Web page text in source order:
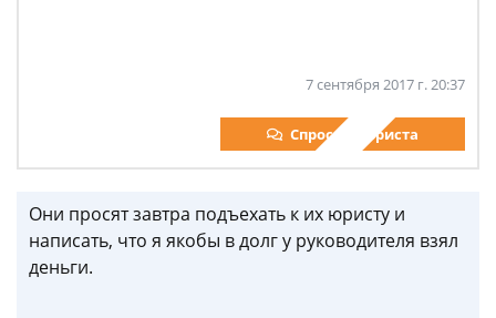
7 сентября 2017 г. 20:37
Спросить юриста
Они просят завтра подъехать к их юристу и
написать, что я якобы в долг у руководителя взял
деньги.